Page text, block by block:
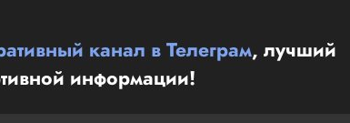
канал в Телеграм, лучший
информации!